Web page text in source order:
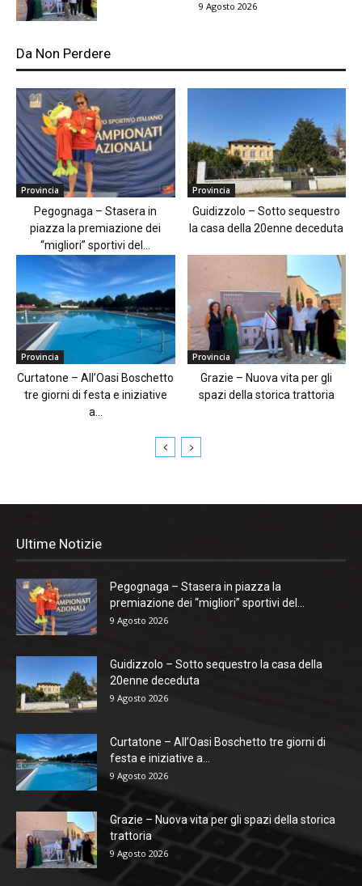
9 Agosto 2026
Da Non Perdere
Provincia
Pegognaga – Stasera in
piazza la premiazione dei
“migliori” sportivi del...
Provincia
Guidizzolo – Sotto sequestro
la casa della 20enne deceduta
Provincia
Curtatone – All’Oasi Boschetto
tre giorni di festa e iniziative
a...
Provincia
Grazie – Nuova vita per gli
spazi della storica trattoria
Ultime Notizie
Pegognaga – Stasera in piazza la
premiazione dei “migliori” sportivi del...
9 Agosto 2026
Guidizzolo – Sotto sequestro la casa della
20enne deceduta
9 Agosto 2026
Curtatone – All’Oasi Boschetto tre giorni di
festa e iniziative a...
9 Agosto 2026
Grazie – Nuova vita per gli spazi della storica
trattoria
9 Agosto 2026